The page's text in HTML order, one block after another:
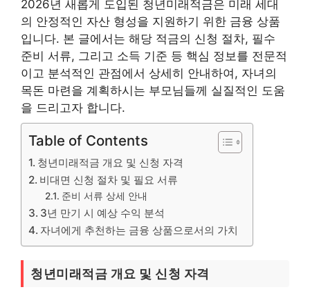
2026년 새롭게 도입된 청년미래적금은 미래 세대
의 안정적인 자산 형성을 지원하기 위한 금융 상품
입니다. 본 글에서는 해당 적금의 신청 절차, 필수
준비 서류, 그리고 소득 기준 등 핵심 정보를 전문적
이고 분석적인 관점에서 상세히 안내하여, 자녀의
목돈 마련을 계획하시는 부모님들께 실질적인 도움
을 드리고자 합니다.
Table of Contents
청년미래적금 개요 및 신청 자격
비대면 신청 절차 및 필요 서류
준비 서류 상세 안내
3년 만기 시 예상 수익 분석
자녀에게 추천하는 금융 상품으로서의 가치
청년미래적금 개요 및 신청 자격